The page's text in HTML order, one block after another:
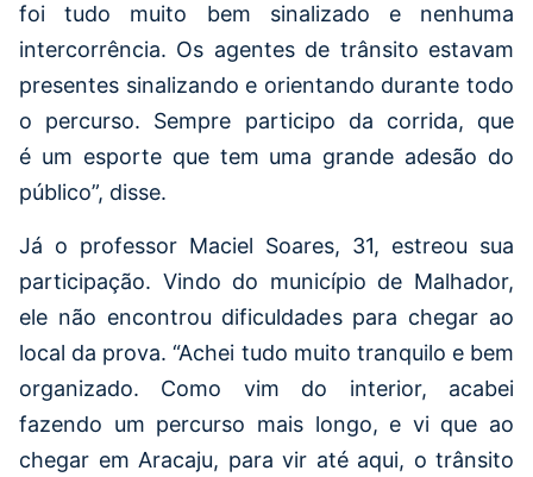
foi tudo muito bem sinalizado e nenhuma
intercorrência. Os agentes de trânsito estavam
presentes sinalizando e orientando durante todo
o percurso. Sempre participo da corrida, que
é um esporte que tem uma grande adesão do
público”, disse.
Já o professor Maciel Soares, 31, estreou sua
participação. Vindo do município de Malhador,
ele não encontrou dificuldades para chegar ao
local da prova. “Achei tudo muito tranquilo e bem
organizado. Como vim do interior, acabei
fazendo um percurso mais longo, e vi que ao
chegar em Aracaju, para vir até aqui, o trânsito